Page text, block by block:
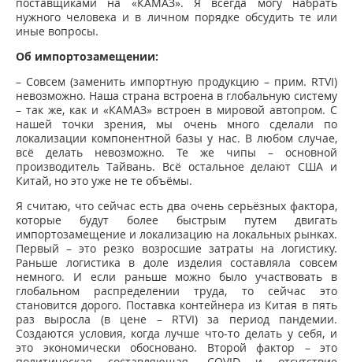
нужного человека и в личном порядке обсудить те или
иные вопросы.
Об импортозамещении:
– Совсем (заменить импортную продукцию – прим. RTVI)
невозможно. Наша страна встроена в глобальную систему
– так же, как и «КАМАЗ» встроен в мировой автопром. С
нашей точки зрения, мы очень много сделали по
локализации компонентной базы у нас. В любом случае,
всё делать невозможно. Те же чипы – основной
производитель Тайвань. Всё остальное делают США и
Китай, но это уже не те объёмы.
Я считаю, что сейчас есть два очень серьёзных фактора,
которые будут более быстрым путем двигать
импортозамещение и локализацию на локальных рынках.
Первый – это резко возросшие затраты на логистику.
Раньше логистика в доле изделия составляла совсем
немного. И если раньше можно было участвовать в
глобальном распределении труда, то сейчас это
становится дорого. Поставка контейнера из Китая в пять
раз выросла (в цене – RTVI) за период пандемии.
Создаются условия, когда лучше что-то делать у себя, и
это экономически обосновано. Второй фактор – это